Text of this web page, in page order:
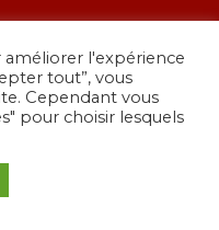
75007 Paris
Olivaint -
améliorer l'expérience
tout”, vous
Cependant vous
pour choisir lesquels